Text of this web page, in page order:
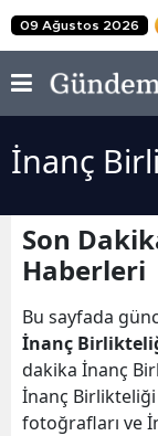
09 Ağustos 2026
İnanç
Son
Haberleri
Bu sayfada
İnanç
dakika İnanç
İnanç
fotoğrafları ve